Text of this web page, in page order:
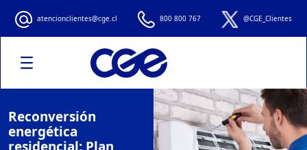
Formulario de solicitud de
atencionclientes@cge.cl 800 800 767 @CGE_Clientes
Reconversión
energética